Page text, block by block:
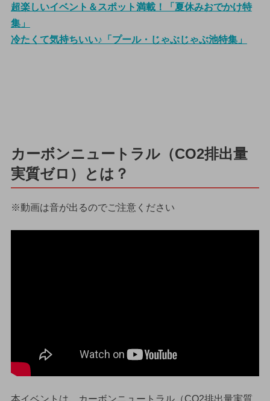
超楽しいイベント＆スポット満載！「夏休みおでかけ特
集」
冷たくて気持ちいい♪「プール・じゃぶじゃぶ池特集」
カーボンニュートラル（CO2排出量
実質ゼロ）とは？
※動画は音が出るのでご注意ください
本イベントは、カーボンニュートラル（CO2排出量実質